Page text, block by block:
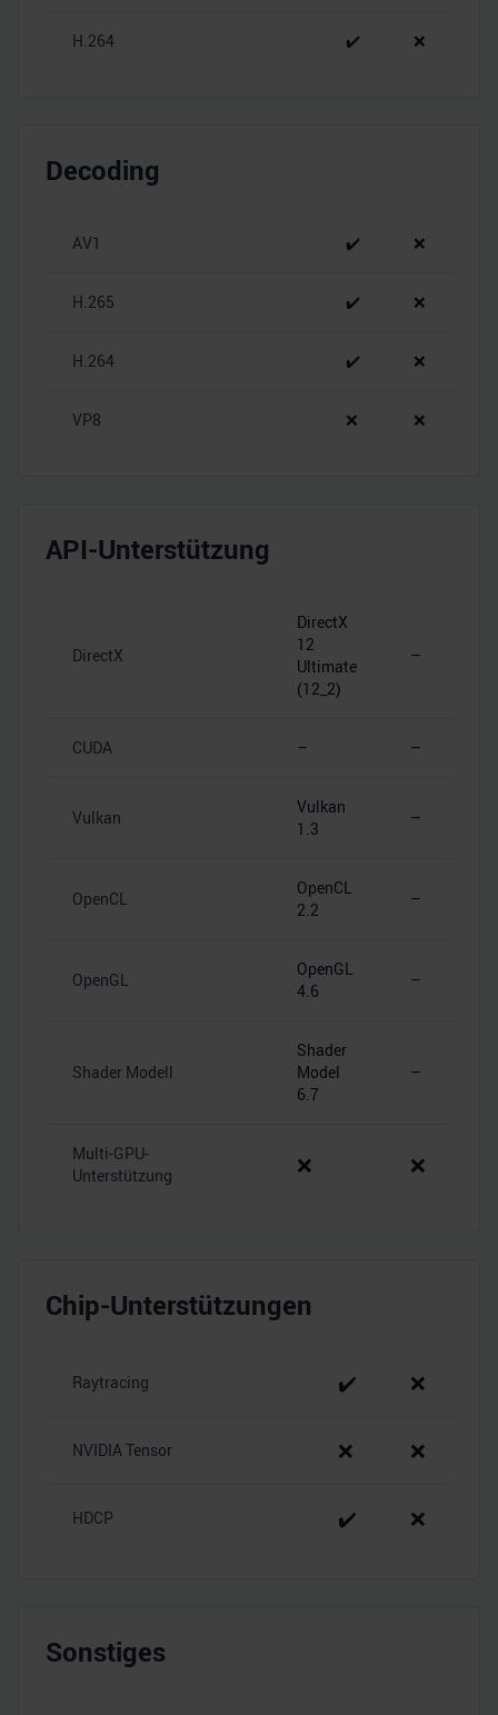
H.264 ✔️ ❌
Decoding
AV1 ✔️ ❌
H.265 ✔️ ❌
H.264 ✔️ ❌
VP8 ❌ ❌
API-Unterstützung
DirectX
DirectX
12
Ultimate
(12_2)
–
CUDA – –
Vulkan
Vulkan
1.3
–
OpenCL
OpenCL
2.2
–
OpenGL
OpenGL
4.6
–
Shader Modell
Shader
Model
6.7
–
Multi-GPU-
Unterstützung
❌ ❌
Chip-Unterstützungen
Raytracing ✔️ ❌
NVIDIA Tensor ❌ ❌
HDCP ✔️ ❌
Sonstiges